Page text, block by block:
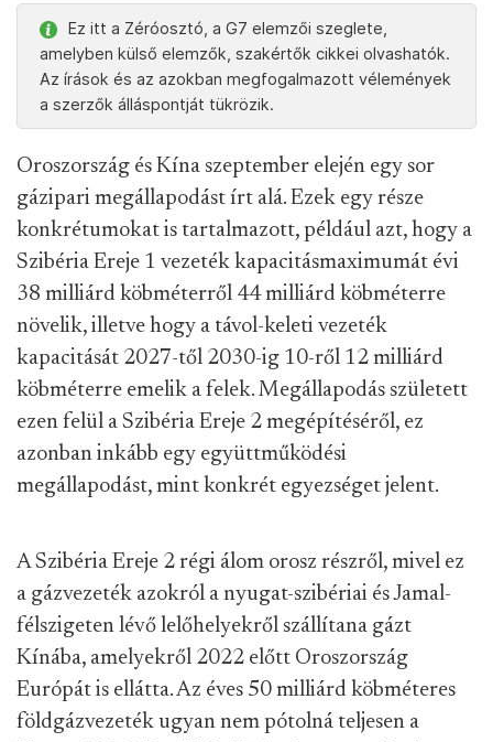
Ez itt a Zéróosztó, a G7 elemzői szeglete,
amelyben külső elemzők, szakértők cikkei olvashatók.
Az írások és az azokban megfogalmazott vélemények
a szerzők álláspontját tükrözik.
Oroszország és Kína szeptember elején egy sor
gázipari megállapodást írt alá. Ezek egy része
konkrétumokat is tartalmazott, például azt, hogy a
Szibéria Ereje 1 vezeték kapacitásmaximumát évi
38 milliárd köbméterről 44 milliárd köbméterre
növelik, illetve hogy a távol-keleti vezeték
kapacitását 2027-től 2030-ig 10-ről 12 milliárd
köbméterre emelik a felek. Megállapodás született
ezen felül a Szibéria Ereje 2 megépítéséről, ez
azonban inkább egy együttműködési
megállapodást, mint konkrét egyezséget jelent.
A Szibéria Ereje 2 régi álom orosz részről, mivel ez
a gázvezeték azokról a nyugat-szibériai és Jamal-
félszigeten lévő lelőhelyekről szállítana gázt
Kínába, amelyekről 2022 előtt Oroszország
Európát is ellátta. Az éves 50 milliárd köbméteres
földgázvezeték ugyan nem pótolná teljesen a